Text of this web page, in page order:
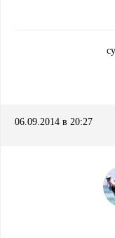
06.09.2014 в 20:27